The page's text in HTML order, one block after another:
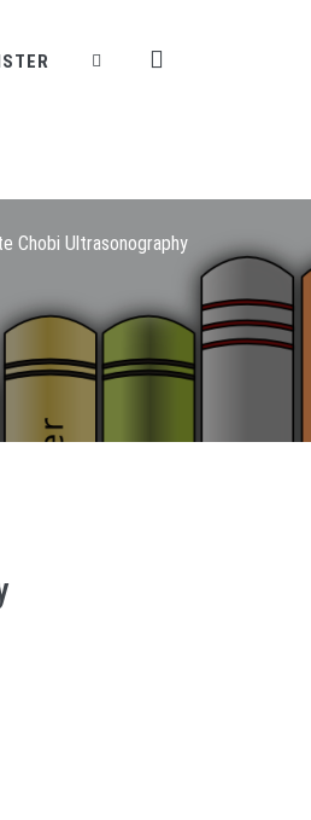
Chobi Ultrasonography